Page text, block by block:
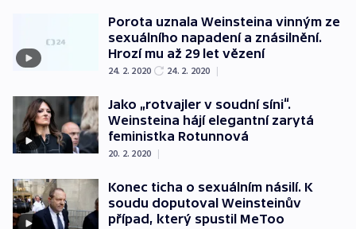
Porota uznala Weinsteina vinným ze
sexuálního napadení a znásilnění.
Hrozí mu až 29 let vězení
24. 2. 2020 24. 2. 2020 |
Jako „rotvajler v soudní síni“.
Weinsteina hájí elegantní zarytá
feministka Rotunnová
20. 2. 2020 |
Konec ticha o sexuálním násilí. K
soudu doputoval Weinsteinův
případ, který spustil MeToo